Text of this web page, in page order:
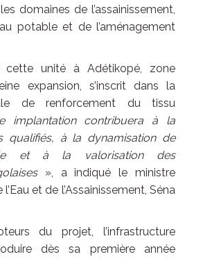
domaines de l’assainissement,
potable et de l’aménagement
cette unité à Adétikopé, zone
expansion, s’inscrit dans la
de renforcement du tissu
implantation contribuera à la
qualifiés, à la dynamisation de
et à la valorisation des
», a indiqué le ministre
et de l’Assainissement, Séna
du projet, l’infrastructure
dès sa première année